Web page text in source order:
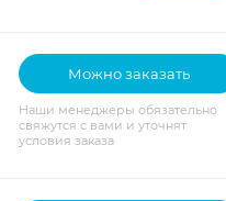
Можно заказать
Наши менеджеры обязательно
свяжутся с вами и уточнят
условия заказа